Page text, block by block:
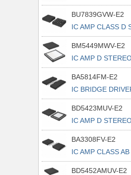
24HTSSOP
BU7839GVW-E2
IC AMP CLASS D
BM5449MWV-E2
IC AMP D
UQFN056V7070
BA5814FM-E2
IC BRIDGE
BD5423MUV-E2
IC AMP D
VQFN048V7070
BA3308FV-E2
IC AMP CLASS
14SSOPB
BD5452AMUV-E2